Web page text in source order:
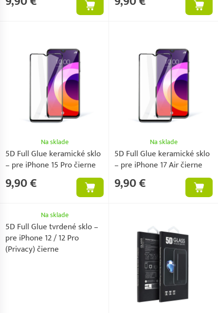
Na sklade
5D Full Glue keramické sklo
– pre iPhone 15 Pro čierne
9,90 €
Na sklade
5D Full Glue keramické sklo
– pre iPhone 17 Air čierne
9,90 €
Na sklade
5D Full Glue tvrdené sklo –
pre iPhone 12 / 12 Pro
(Privacy) čierne